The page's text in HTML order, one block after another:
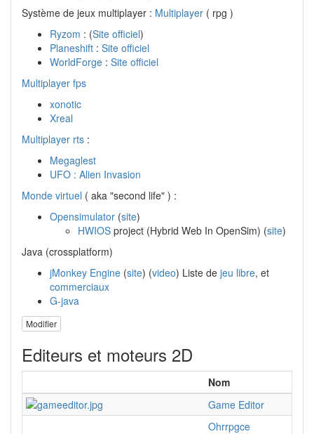
Système de jeux multiplayer : Multiplayer ( rpg )
Ryzom : (Site officiel)
Planeshift : Site officiel
WorldForge : Site officiel
Multiplayer fps
xonotic
Xreal
Multiplayer rts :
Megaglest
UFO : Alien Invasion
Monde virtuel ( aka "second life" ) :
Opensimulator (site)
HWIOS project (Hybrid Web In OpenSim) (site)
Java (crossplatform)
jMonkey Engine (site) (video) Liste de jeu libre, et
commerciaux
G-java
Modifier
Editeurs et moteurs 2D
Nom
Game Editor
Ohrrpgce